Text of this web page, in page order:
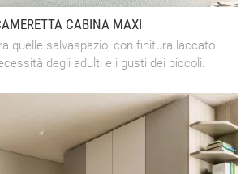
CABINA MAXI
quelle salvaspazio, con finitura laccato
degli adulti e i gusti dei piccoli.